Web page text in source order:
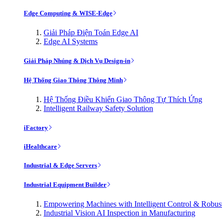
Edge Computing & WISE-Edge
Giải Pháp Điện Toán Edge AI
Edge AI Systems
Giải Pháp Nhúng & Dịch Vụ Design-in
Hệ Thống Giao Thông Thông Minh
Hệ Thống Điều Khiển Giao Thông Tự Thích Ứng
Intelligent Railway Safety Solution
iFactory
iHealthcare
Industrial & Edge Servers
Industrial Equipment Builder
Empowering Machines with Intelligent Control &
Industrial Vision AI Inspection in Manufacturing